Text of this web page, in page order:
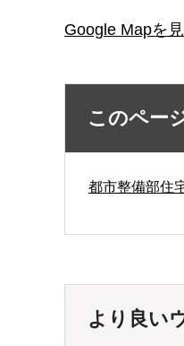
Google Mapを
このペー
都市整備部住
より良い